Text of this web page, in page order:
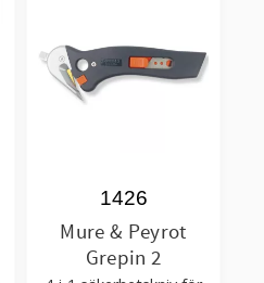
Mure & Peyrot
Grepin 2
1426